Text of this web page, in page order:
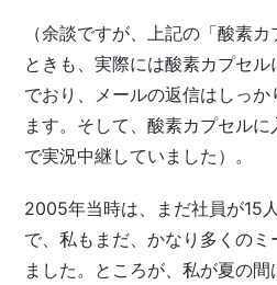
（余談ですが、上記の「酸素
ときも、実際には酸素カプセ
でおり、メールの返信はしっか
ます。そして、酸素カプセル
で実況中継していました）。
2005年当時は、まだ社員が15
で、私もまだ、かなり多くの
ました。ところが、私が夏の